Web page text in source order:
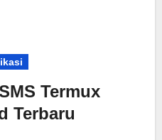
Termux
Terbaru